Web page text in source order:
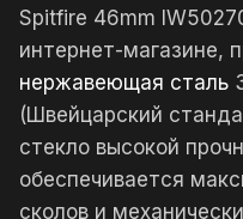
Spitfire 46mm
интернет-магазине,
нержавеющая сталь
(Швейцарский
стекло высокой
обеспечивается
сколов и